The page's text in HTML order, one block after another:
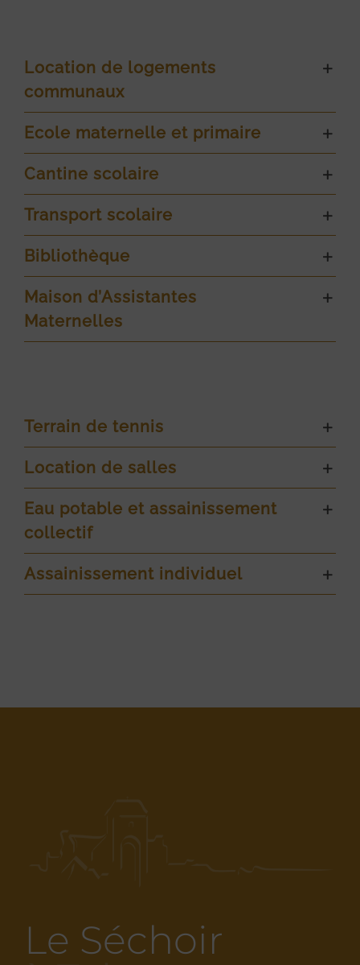
Location de logements
communaux
Ecole maternelle et primaire
Cantine scolaire
Transport scolaire
Bibliothèque
Maison d’Assistantes
Maternelles
Terrain de tennis
Location de salles
Eau potable et assainissement
collectif
Assainissement individuel
Le Séchoir